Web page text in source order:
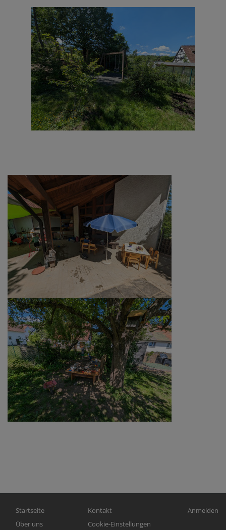
Hauptnavigation
Startseite
Über uns
Fußbereichsmenü
Kontakt
Cookie-Einstellungen
Anmelden